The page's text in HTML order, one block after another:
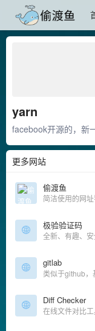
yarn
facebook开源的，新
更多网站
偷渡鱼
简洁使用的网
极验验证码
全新、有趣、
gitlab
类似于github
Diff Checker
在线文件对比